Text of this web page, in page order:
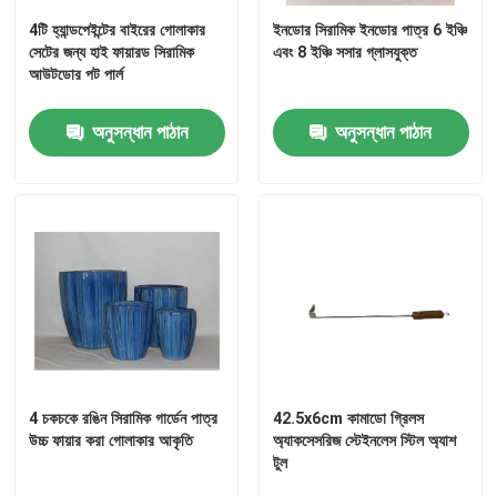
13 ইঞ্চি কামাডো গ্রিল
15 ইঞ্চি কামাডো গ্রিল
18 ইঞ্চি কামাডো গ্রিল
20 ইঞ্চি কামাডো গ্রিল
22 ইঞ্চি কামাডো গ্রিল
4টি হ্যান্ডপেইন্টের বাইরের গোলাকার
সেটের জন্য হাই ফায়ারড সিরামিক
আউটডোর পট পার্ল
অনুসন্ধান পাঠান
ইনডোর সিরামিক ইনডোর পাত্র 6 ইঞ্চি
এবং 8 ইঞ্চি সসার গ্লাসযুক্ত
অনুসন্ধান পাঠান
4 চকচকে রঙিন সিরামিক গার্ডেন পাত্র
উচ্চ ফায়ার করা গোলাকার আকৃতি
42.5x6cm কামাডো গ্রিলস
অ্যাকসেসরিজ স্টেইনলেস স্টিল অ্যাশ
টুল